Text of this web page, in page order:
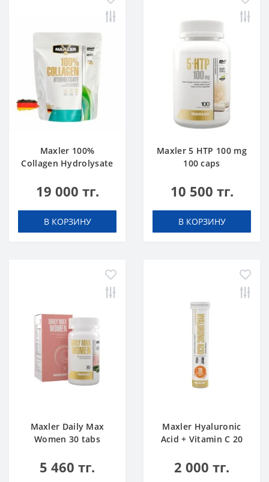
Maxler 100%
Collagen Hydrolysate
19 000 тг.
В КОРЗИНУ
Maxler 5 HTP 100 mg
100 caps
10 500 тг.
В КОРЗИНУ
Maxler Daily Max
Women 30 tabs
5 460 тг.
Maxler Hyaluronic
Acid + Vitamin C 20
2 000 тг.